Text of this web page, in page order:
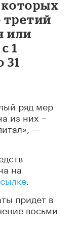
которых
третий
или
1
31
ряд мер
из них –
—
на
придет в
восьми